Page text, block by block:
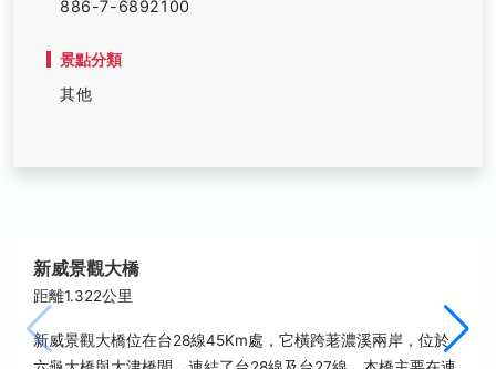
886-7-6892100
景點分類
其他
新威景觀大橋
距離1.322公里
新威景觀大橋位在台28線45Km處，它橫跨荖濃溪兩岸，位於